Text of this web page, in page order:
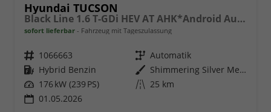
Hyundai TUCSON
Black Line 1.6 T-GDi HEV AT AHK*Android Auto*Navi*SHZ*Kamera*2Z Klimaauto*
sofort lieferbar Fahrzeug mit Tageszulassung
Fahrzeugnr. 1066663 Getriebe Automatik
Kraftstoff Hybrid Benzin Außenfarbe
Shimmering Silver Metallic
Leistung 176 kW (239 PS) Kilometerstand 25 km
01.05.2026